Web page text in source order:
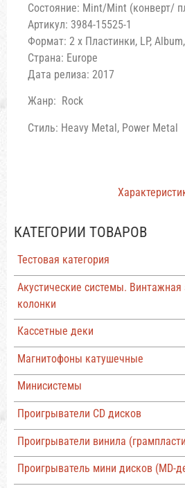
КАТЕГОРИИ ТОВАРОВ
Тестовая категория
Акустические системы.
колонки
Кассетные деки
Магнитофоны катушечные
Минисистемы
Проигрыватели CD дисков
Проигрыватели винила
Проигрыватель мини дисков (MD-
Состояние: Mint/Mint (конверт/
Артикул: 3984-15525-1
Формат: 2 x Пластинки, LP,
Страна: Europe
Дата релиза: 2017
Жанр: Rock
Стиль: Heavy Metal, Power Metal